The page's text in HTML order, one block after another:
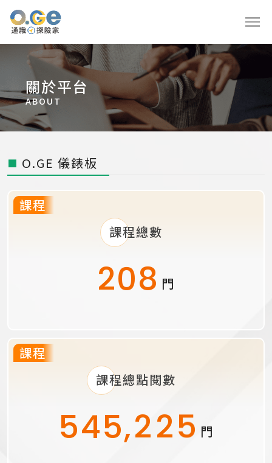
關於平台
ABOUT
■ O.GE 儀錶板
課程
課程總數
208 門
課程
課程總點閱數
7
5
9
8
7
6
5
4
9
8
7
6
5,
9
8
7
6
5
4
3
2
9
8
7
6
5
4
3
2
7
5 門
9
9
8
7
6 9